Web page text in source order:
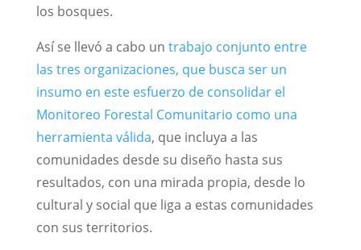
los bosques.
Así se llevó a cabo un trabajo conjunto entre
las tres organizaciones, que busca ser un
insumo en este esfuerzo de consolidar el
Monitoreo Forestal Comunitario como una
herramienta válida, que incluya a las
comunidades desde su diseño hasta sus
resultados, con una mirada propia, desde lo
cultural y social que liga a estas comunidades
con sus territorios.